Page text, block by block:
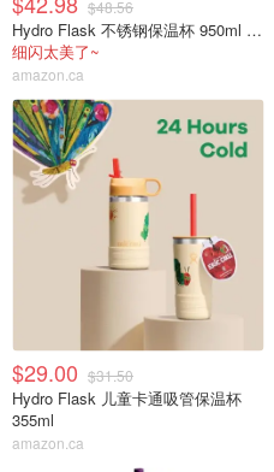
$48.56
Hydro Flask 不锈钢保温杯 950ml 闪钻蓝
细闪太美了~
amazon.ca
$29.00 $31.50
Hydro Flask 儿童卡通吸管保温杯
355ml
amazon.ca